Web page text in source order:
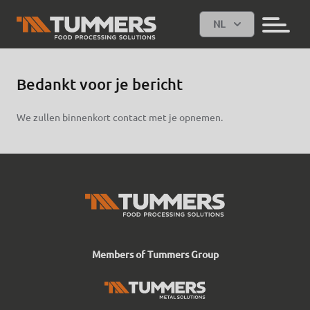
NL
Bedankt voor je bericht
We zullen binnenkort contact met je opnemen.
Members of Tummers Group